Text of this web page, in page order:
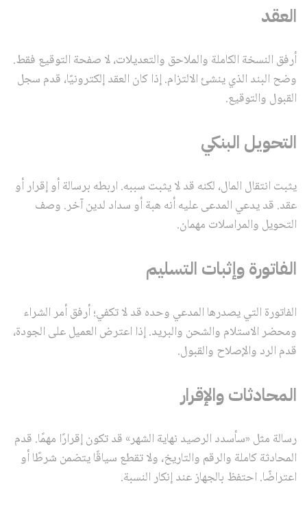
العقد
أرفق النسخة الكاملة والملاحق والتعديلات، لا صفحة التوقيع فقط.
وضح البند الذي ينشئ الالتزام. إذا كان العقد إلكترونيًا، قدم سجل
القبول والتوقيع.
التحويل البنكي
يثبت انتقال المال، لكنه قد لا يثبت سببه. اربطه برسالة أو إقرار أو
عقد. قد يدعي المدعى عليه أنه هبة أو سداد لدين آخر. وصف
التحويل والمراسلات مهمان.
الفاتورة وإثبات التسليم
الفاتورة التي يصدرها المدعي وحده قد لا تكفي؛ أرفق أمر الشراء
ومحضر الاستلام والشحن والبريد. إذا اعترض العميل على الجودة،
قدم الرد والإصلاح والقبول.
المحادثات والإقرار
رسالة مثل «سأسدد الرصيد نهاية الشهر» قد تكون إقرارًا مهمًا. قدم
المحادثة كاملة والرقم والتاريخ، ولا تقطع سياقًا يتضمن شرطًا أو
اعتراضًا. احتفظ بالجهاز عند إنكار النسبة.